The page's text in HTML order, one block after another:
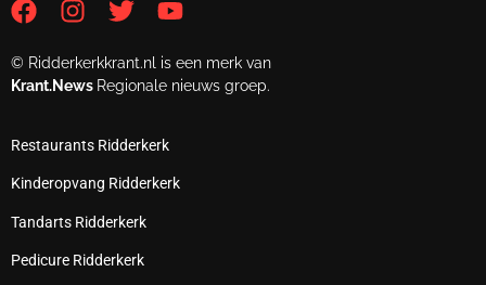
© Ridderkerkkrant.nl is een merk van
Krant.News Regionale nieuws groep.
Restaurants Ridderkerk
Kinderopvang Ridderkerk
Tandarts Ridderkerk
Pedicure Ridderkerk